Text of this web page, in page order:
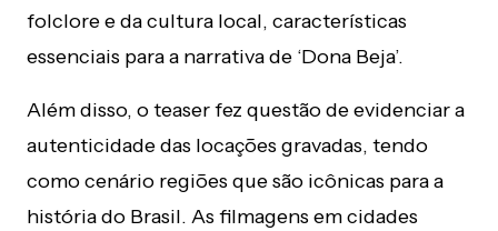
folclore e da cultura local, características
essenciais para a narrativa de ‘Dona Beja’.
Além disso, o teaser fez questão de evidenciar a
autenticidade das locações gravadas, tendo
como cenário regiões que são icônicas para a
história do Brasil. As filmagens em cidades